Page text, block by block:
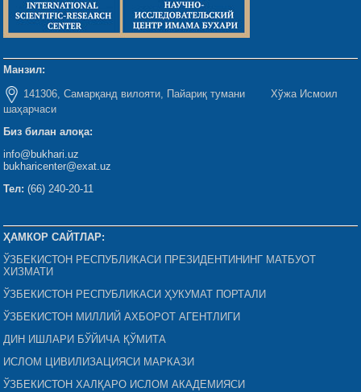
Манзил:
141306, Самарқанд вилояти, Пайариқ тумани Хўжа Исмоил
шаҳарчаси
Биз билан алоқа:
info@bukhari.uz
bukharicenter@exat.uz
Тел: (66) 240-20-11
ҲАМКОР САЙТЛАР:
ЎЗБЕКИСТОН РЕСПУБЛИКАСИ ПРЕЗИДЕНТИНИНГ МАТБУОТ
ХИЗМАТИ
ЎЗБЕКИСТОН РЕСПУБЛИКАСИ ҲУКУМАТ ПОРТАЛИ
ЎЗБЕКИСТОН МИЛЛИЙ АХБОРОТ АГЕНТЛИГИ
ДИН ИШЛАРИ БЎЙИЧА ҚЎМИТА
ИСЛОМ ЦИВИЛИЗАЦИЯСИ МАРКАЗИ
ЎЗБЕКИСТОН ХАЛҚАРО ИСЛОМ АКАДЕМИЯСИ